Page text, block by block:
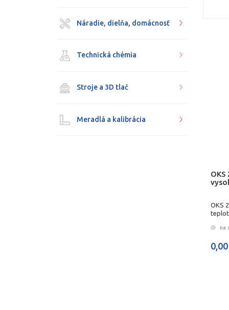
OKS
na
Náradie, dielňa, domácnosť
Technická chémia
Stroje a 3D tlač
Meradlá a kalibrácia